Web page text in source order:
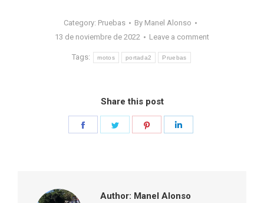
Category: Pruebas By Manel Alonso
13 de noviembre de 2022
Leave a comment
Tags: motos portada2 Pruebas
Share this post
Author: Manel Alonso